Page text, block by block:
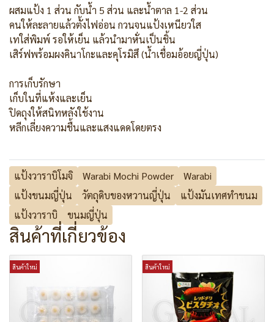
ผสมแป้ง 1 ส่วน กับน้ำ 5 ส่วน และน้ำตาล 1-2 ส่วน
คนให้ละลายแล้วตั้งไฟอ่อน กวนจนแป้งเหนียวใส
เทใส่พิมพ์ รอให้เย็น แล้วนำมาหั่นเป็นชิ้น
เสิร์ฟพร้อมผงคินาโกะและคุโรมิสึ (น้ำเชื่อมอ้อยญี่ปุ่น)
การเก็บรักษา
เก็บในที่แห้งและเย็น
ปิดถุงให้สนิทหลังใช้งาน
หลีกเลี่ยงความชื้นและแสงแดดโดยตรง
แป้งวาราบิโมจิ Warabi Mochi Powder
Warabi
แป้งขนมญี่ปุ่น
วัตถุดิบของหวานญี่ปุ่น
แป้งมันเทศทำขนม
แป้งวาราบิ
ขนมญี่ปุ่น
สินค้าที่เกี่ยวข้อง
สินค้าใหม่ สินค้าใหม่